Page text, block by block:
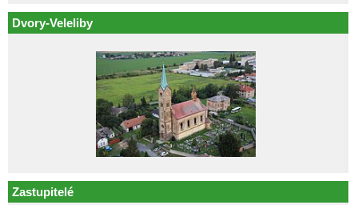
Dvory-Veleliby
Zastupitelé